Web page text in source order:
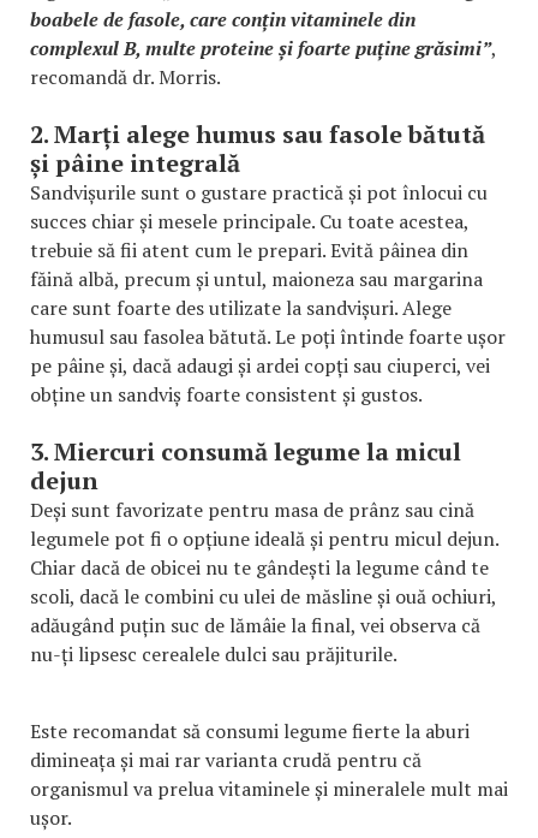
boabele de fasole, care conțin vitaminele din
complexul B, multe proteine și foarte puține grăsimi”,
recomandă dr. Morris.
2. Marți alege humus sau fasole bătută
și pâine integrală
Sandvișurile sunt o gustare practică și pot înlocui cu
succes chiar și mesele principale. Cu toate acestea,
trebuie să fii atent cum le prepari. Evită pâinea din
făină albă, precum și untul, maioneza sau margarina
care sunt foarte des utilizate la sandvișuri. Alege
humusul sau fasolea bătută. Le poți întinde foarte ușor
pe pâine și, dacă adaugi și ardei copți sau ciuperci, vei
obține un sandviș foarte consistent și gustos.
3. Miercuri consumă legume la micul
dejun
Deși sunt favorizate pentru masa de prânz sau cină
legumele pot fi o opțiune ideală și pentru micul dejun.
Chiar dacă de obicei nu te gândești la legume când te
scoli, dacă le combini cu ulei de măsline și ouă ochiuri,
adăugând puțin suc de lămâie la final, vei observa că
nu-ți lipsesc cerealele dulci sau prăjiturile.
Este recomandat să consumi legume fierte la aburi
dimineața și mai rar varianta crudă pentru că
organismul va prelua vitaminele și mineralele mult mai
ușor.